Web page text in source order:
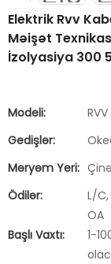
Elektrik Rvv
Məişət
İzolyasiya 300
Modeli:
RVV
Gedişlər:
Məryəm Yeri: Çinə
Ödilər:
L/
OA
Başlı Vaxtı:
1-